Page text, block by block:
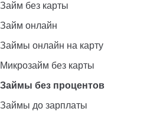
Займ без карты
Займ онлайн
Займы онлайн на карту
Микрозайм без карты
Займы без процентов
Займы до зарплаты